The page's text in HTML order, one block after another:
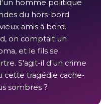
homme politique
du hors-bord
amis à bord.
on comptait un
et le fils se
S'agit-il d'un crime
cette tragédie cache-
sombres ?